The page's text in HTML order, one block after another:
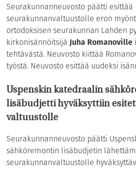
Seurakunnanneuvosto päätti esittää
seurakunnanvaltuustolle eron
ortodoksisen seurakunnan Lahden
kirkonisännöitsijäJuha Romanoville
tehtävästä. Neuvosto kiittää
työstä. Neuvosto esittää uudeksi
Uspenskin katedraalin
lisäbudjetti hyväksyttiin
valtuustolle
Seurakunnanneuvosto päätti
sähköremontin lisäbudjetin
seurakunnanvaltuustolle